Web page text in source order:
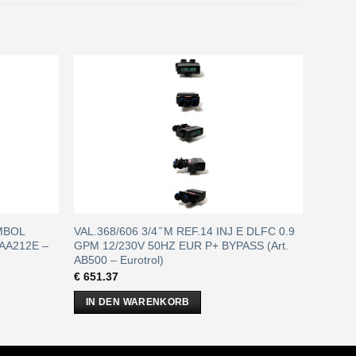
–
VAL.368/606 3/4 ̋ M REF.14 INJ E DLFC 0.9
GPM 12/230V 50HZ EUR P+ BYPASS (Art.
AB500 – Eurotrol)
€ 651.37
IN DEN WARENKORB